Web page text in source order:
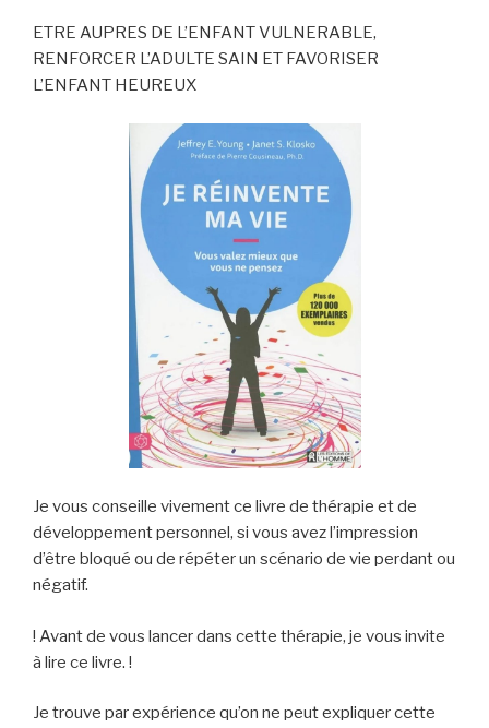
ETRE AUPRES DE L’ENFANT VULNERABLE,
RENFORCER L’ADULTE SAIN ET FAVORISER
L’ENFANT HEUREUX
Je vous conseille vivement ce livre de thérapie et de
développement personnel, si vous avez l’impression
d’être bloqué ou de répéter un scénario de vie perdant ou
négatif.
! Avant de vous lancer dans cette thérapie, je vous invite
à lire ce livre. !
Je trouve par expérience qu’on ne peut expliquer cette